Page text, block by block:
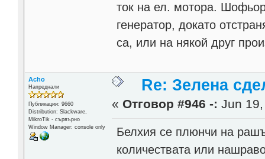
ток на ел. мотора.
генератор, докато
са, или на някой друг
Acho
Напреднали
Публикации: 9660
Distribution: Slackware,
MikroTik - сървърно
Window Manager: console only
Re: Зелена
« Отговор #946 -: Jun
Белхия се плюнчи на
количествата или